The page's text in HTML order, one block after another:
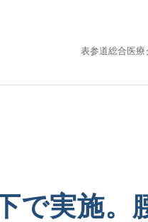
表参道総合医
で実施。